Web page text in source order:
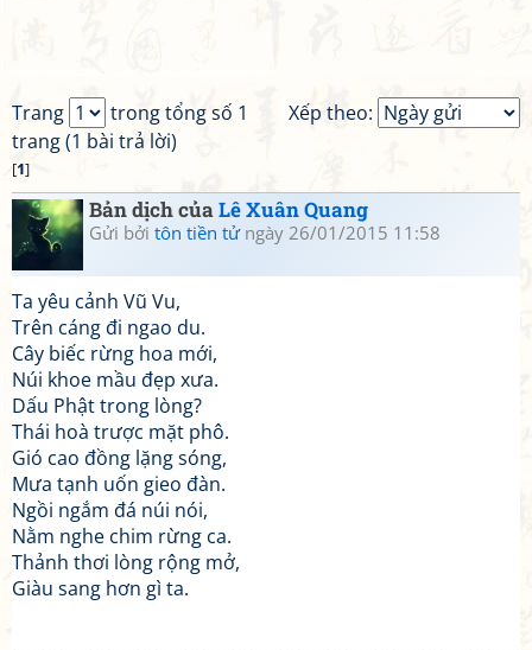
Xếp theo:
Trang
trong tổng số 1
trang (1 bài trả lời)
[1]
Bản dịch củaLê Xuân Quang
Gửi bởi tôn tiền tửngày 26/01/2015 11:58
Ta yêu cảnh Vũ Vu,
Trên cáng đi ngao du.
Cây biếc rừng hoa mới,
Núi khoe mầu đẹp xưa.
Dấu Phật trong lòng?
Thái hoà trược mặt phô.
Gió cao đồng lặng sóng,
Mưa tạnh uốn gieo đàn.
Ngồi ngắm đá núi nói,
Nằm nghe chim rừng ca.
Thảnh thơi lòng rộng mở,
Giàu sang hơn gì ta.